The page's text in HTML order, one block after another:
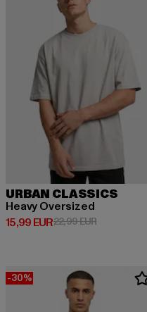
URBAN CLASSICS
Heavy Oversized
15,99 EUR
Derzeitiger Preis: 15,99 EUR
22,99 EUR
-30%